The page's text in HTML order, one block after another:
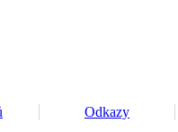
Odkazy